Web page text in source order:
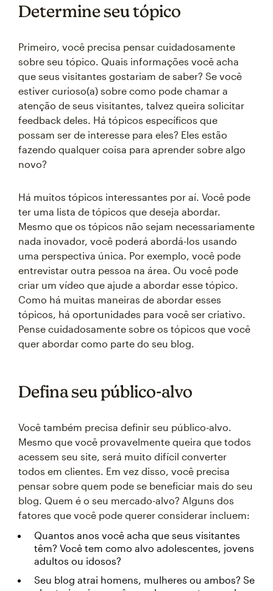
Determine seu tópico
Primeiro, você precisa pensar cuidadosamente
sobre seu tópico. Quais informações você acha
que seus visitantes gostariam de saber? Se você
estiver curioso(a) sobre como pode chamar a
atenção de seus visitantes, talvez queira solicitar
feedback deles. Há tópicos específicos que
possam ser de interesse para eles? Eles estão
fazendo qualquer coisa para aprender sobre algo
novo?
Há muitos tópicos interessantes por aí. Você pode
ter uma lista de tópicos que deseja abordar.
Mesmo que os tópicos não sejam necessariamente
nada inovador, você poderá abordá-los usando
uma perspectiva única. Por exemplo, você pode
entrevistar outra pessoa na área. Ou você pode
criar um vídeo que ajude a abordar esse tópico.
Como há muitas maneiras de abordar esses
tópicos, há oportunidades para você ser criativo.
Pense cuidadosamente sobre os tópicos que você
quer abordar como parte do seu blog.
Defina seu público-alvo
Você também precisa definir seu público-alvo.
Mesmo que você provavelmente queira que todos
acessem seu site, será muito difícil converter
todos em clientes. Em vez disso, você precisa
pensar sobre quem pode se beneficiar mais do seu
blog. Quem é o seu mercado-alvo? Alguns dos
fatores que você pode querer considerar incluem:
Quantos anos você acha que seus visitantes
têm? Você tem como alvo adolescentes, jovens
adultos ou idosos?
Seu blog atrai homens, mulheres ou ambos? Se